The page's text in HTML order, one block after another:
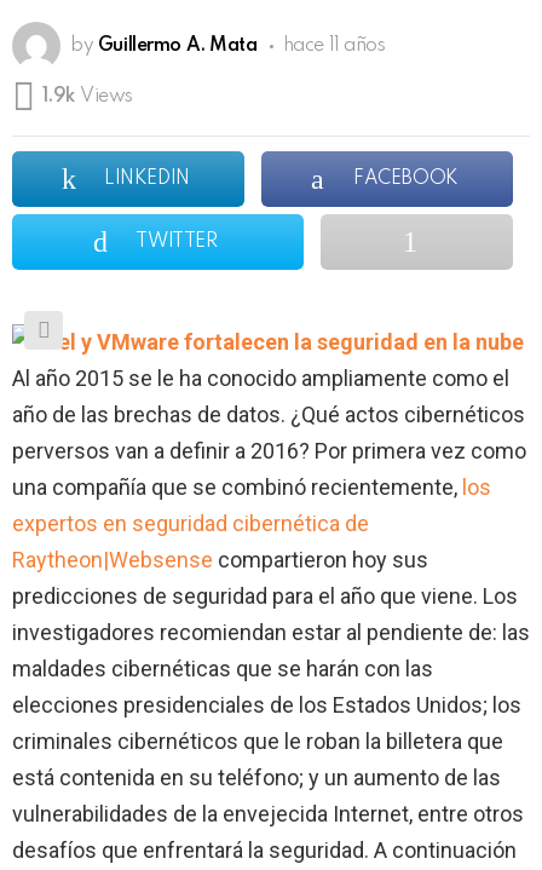
by Guillermo A. Mata hace 11 años
1.9k Views
LINKEDIN FACEBOOK
TWITTER
Al año 2015 se le ha conocido ampliamente como el
año de las brechas de datos. ¿Qué actos cibernéticos
perversos van a definir a 2016? Por primera vez como
una compañía que se combinó recientemente, los
expertos en seguridad cibernética de
Raytheon|Websense compartieron hoy sus
predicciones de seguridad para el año que viene. Los
investigadores recomiendan estar al pendiente de: las
maldades cibernéticas que se harán con las
elecciones presidenciales de los Estados Unidos; los
criminales cibernéticos que le roban la billetera que
está contenida en su teléfono; y un aumento de las
vulnerabilidades de la envejecida Internet, entre otros
desafíos que enfrentará la seguridad. A continuación